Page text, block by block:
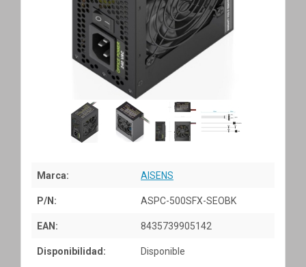
Marca: AISENS
P/N: ASPC-500SFX-SEOBK
EAN: 8435739905142
Disponibilidad: Disponible